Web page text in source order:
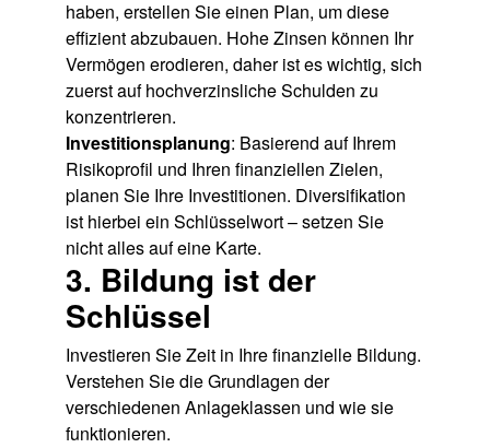
haben, erstellen Sie einen Plan, um diese
effizient abzubauen. Hohe Zinsen können Ihr
Vermögen erodieren, daher ist es wichtig, sich
zuerst auf hochverzinsliche Schulden zu
konzentrieren.
Investitionsplanung: Basierend auf Ihrem
Risikoprofil und Ihren finanziellen Zielen,
planen Sie Ihre Investitionen. Diversifikation
ist hierbei ein Schlüsselwort – setzen Sie
nicht alles auf eine Karte.
3. Bildung ist der
Schlüssel
Investieren Sie Zeit in Ihre finanzielle Bildung.
Verstehen Sie die Grundlagen der
verschiedenen Anlageklassen und wie sie
funktionieren.